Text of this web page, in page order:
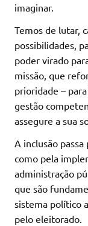
imaginar.
Temos de lutar,
possibilidades,
poder virado
missão, que
prioridade –
gestão
assegure a sua
A inclusão
como pela
administração
que são
sistema político
pelo eleitorado.